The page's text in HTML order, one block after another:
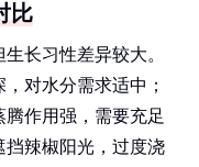
比
长习性差异较大。
对水分需求适中；
作用强，需要充足
挡辣椒阳光，过度浇